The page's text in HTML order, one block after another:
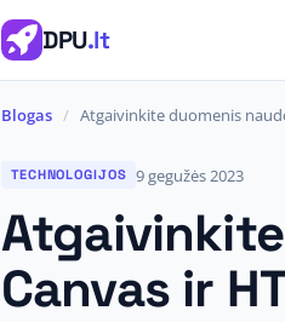
DPU.lt
Blogas / Atgaivinkite duomenis
TECHNOLOGIJOS 9 gegužės 2023
Canvas ir